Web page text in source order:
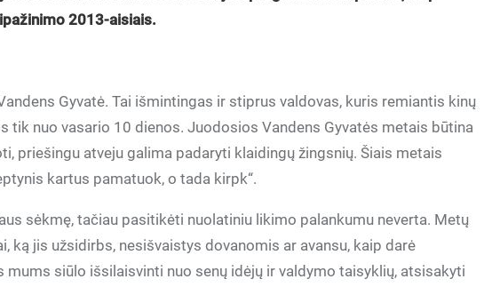
2013-aisiais.
Gyvatė. Tai išmintingas ir stiprus valdovas, kuris remiantis kinų
tik nuo vasario 10 dienos. Juodosios Vandens Gyvatės metais būtina
priešingu atveju galima padaryti klaidingų žingsnių. Šiais metais
kartus pamatuok, o tada kirpk“.
sėkmę, tačiau pasitikėti nuolatiniu likimo palankumu neverta. Metų
ką jis užsidirbs, nesišvaistys dovanomis ar avansu, kaip darė
mums siūlo išsilaisvinti nuo senų idėjų ir valdymo taisyklių, atsisakyti